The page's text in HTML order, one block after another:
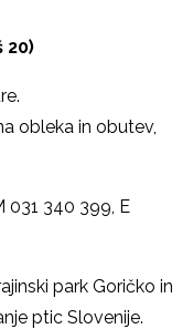
20)
obleka in obutev,
031 340 399, E
park Goričko in
ptic Slovenije.